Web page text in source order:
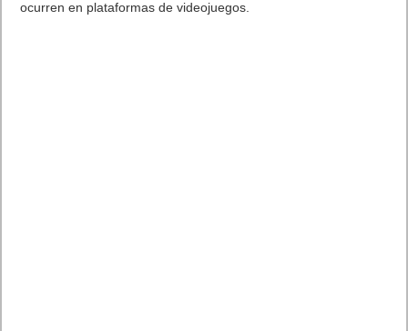
ocurren en plataformas de videojuegos.